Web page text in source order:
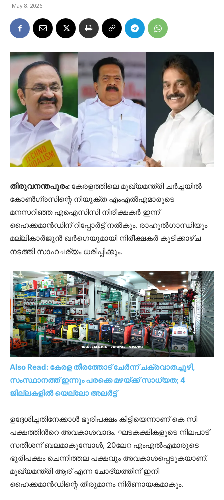
May 8, 2026
തിരുവനന്തപുരം: കേരളത്തിലെ മുഖ്യമന്ത്രി ചർച്ചയിൽ
കോൺ​ഗ്രസിന്റെ നിയുക്ത എംഎല്‍എമാരുടെ
മനസറിഞ്ഞ എഐസിസി നിരീക്ഷകര്‍ ഇന്ന്
ഹൈക്കമാന്‍ഡിന് റിപ്പോര്‍ട്ട് നല്‍കും. രാഹുല്‍ഗാന്ധിയും
മല്ലികാർജുൻ ഖർഗെയുമായി നിരീക്ഷകര്‍ കൂടിക്കാഴ്ച
നടത്തി സാഹചര്യം ധരിപ്പിക്കും.
Also Read: കേരള തീരത്തോട് ചേര്‍ന്ന് ചക്രവാതച്ചുഴി,
സംസ്ഥാനത്ത് ഇന്നും പരക്കെ മഴയ്ക്ക് സാധ്യത; 4
ജില്ലകളിൽ യെല്ലോ അലർട്ട്
ഉദ്ദേശിച്ചതിനേക്കാള്‍ ഭൂരിപക്ഷം കിട്ടിയെന്നാണ് കെ സി
പക്ഷത്തിന്‍റെ അവകാശവാദം. ഘടകക്ഷികളുടെ നിലപാട്
സതീശന് ബലമാകുമ്പോള്‍, 20ലേറ എംഎല്‍എമാരുടെ
ഭൂരിപക്ഷം ചെന്നിത്തല പക്ഷവും അവകാശപ്പെടുകയാണ്.
മുഖ്യമന്ത്രി ആര് എന്ന ചോദ്യത്തിന് ഇനി
ഹൈക്കമാൻഡിന്റെ തീരുമാനം നിർണായകമാകും.